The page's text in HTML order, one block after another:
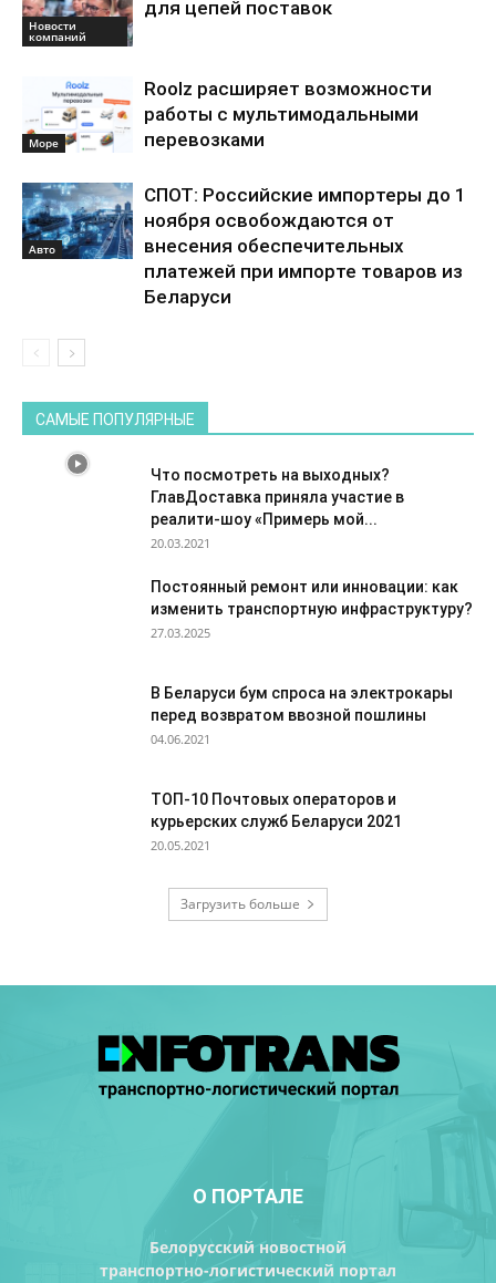
Новости
компаний
для цепей поставок
Море
Roolz расширяет возможности
работы с мультимодальными
перевозками
Авто
СПОТ: Российские импортеры до 1
ноября освобождаются от
внесения обеспечительных
платежей при импорте товаров из
Беларуси
САМЫЕ ПОПУЛЯРНЫЕ
Что посмотреть на выходных?
ГлавДоставка приняла участие в
реалити-шоу «Примерь мой...
20.03.2021
Постоянный ремонт или инновации: как
изменить транспортную инфраструктуру?
27.03.2025
В Беларуси бум спроса на электрокары
перед возвратом ввозной пошлины
04.06.2021
ТОП-10 Почтовых операторов и
курьерских служб Беларуси 2021
20.05.2021
Загрузить больше
О ПОРТАЛЕ
Белорусский новостной
транспортно-логистический портал